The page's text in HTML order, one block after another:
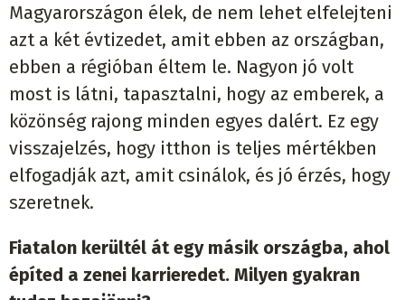
Magyarországon élek, de nem lehet elfelejteni
azt a két évtizedet, amit ebben az országban,
ebben a régióban éltem le. Nagyon jó volt
most is látni, tapasztalni, hogy az emberek, a
közönség rajong minden egyes dalért. Ez egy
visszajelzés, hogy itthon is teljes mértékben
elfogadják azt, amit csinálok, és jó érzés, hogy
szeretnek.
Fiatalon kerültél át egy másik országba, ahol
építed a zenei karrieredet. Milyen gyakran